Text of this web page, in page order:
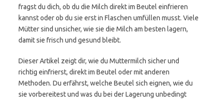
fragst du dich, ob du die Milch direkt im Beutel einfrieren
kannst oder ob du sie erst in Flaschen umfüllen musst. Viele
Mütter sind unsicher, wie sie die Milch am besten lagern,
damit sie frisch und gesund bleibt.
Dieser Artikel zeigt dir, wie du Muttermilch sicher und
richtig einfrierst, direkt im Beutel oder mit anderen
Methoden. Du erfährst, welche Beutel sich eignen, wie du
sie vorbereitest und was du bei der Lagerung unbedingt